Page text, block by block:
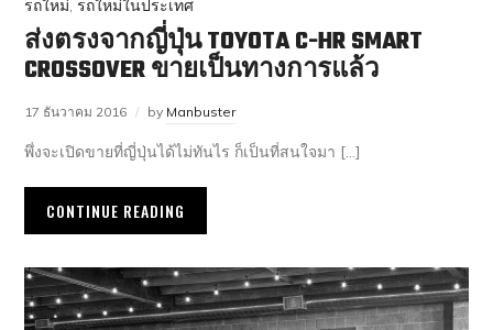
รถใหม่,รถใหม่ในประเทศ
ส่งตรงจากญี่ปุ่น TOYOTA C-HR SMART
CROSSOVER ขายเป็นทางการแล้ว
17 ธันวาคม 2016 by Manbuster
พึ่งจะเปิดขายที่ญี่ปุ่นได้ไม่ทันไร ก็เป็นที่สนใจมา […]
CONTINUE READING